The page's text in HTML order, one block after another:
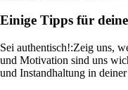
Einige Tipps für
Sei authentisch!:Zeig uns,
und Motivation sind uns
und Instandhaltung in